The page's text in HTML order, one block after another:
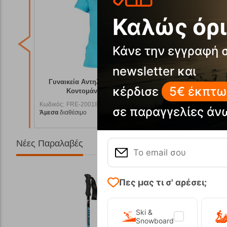
Γυναικεία Αντηλιακή Μπλούζα UV 50+
Κοντομάνικη Μπλε Vaquita
Κωδικός: FRE-20018
Άμεσα διαθέσιμο 23,90 €
Άμεσα
Νέες Παραλαβές
Καλώς
Κάνε την εγγραφή
newsletter και
κέρδισε
5€
σε παραγγελίες
Πες μας τι σ' αρέσει;
Ski &
Snowboard